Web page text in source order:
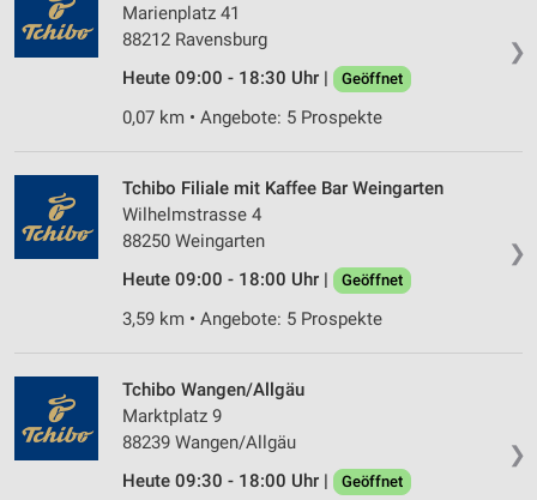
❯
Marienplatz 41
88212 Ravensburg
Heute 09:00 - 18:30 Uhr |
Geöffnet
0,07 km • Angebote: 5 Prospekte
❯
Tchibo Filiale mit Kaffee Bar Weingarten
Wilhelmstrasse 4
88250 Weingarten
Heute 09:00 - 18:00 Uhr |
Geöffnet
3,59 km • Angebote: 5 Prospekte
❯
Tchibo Wangen/Allgäu
Marktplatz 9
88239 Wangen/Allgäu
Heute 09:30 - 18:00 Uhr |
Geöffnet